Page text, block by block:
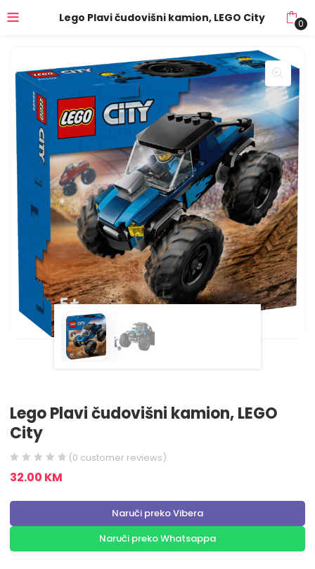
Lego Plavi čudovišni kamion, LEGO City 0
Lego Plavi čudovišni kamion, LEGO
City
(0 customer reviews)
32.00 KM
Naruči preko Vibera
Naruči preko Whatsappa